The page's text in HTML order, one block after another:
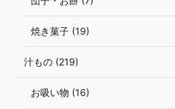
焼き菓子 (19)
汁もの (219)
お吸い物 (16)